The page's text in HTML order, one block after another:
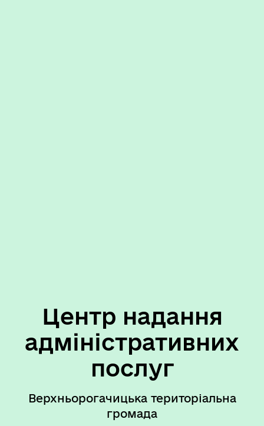
Центр надання
адміністративних
послуг
Верхньорогачицька територіальна
громада